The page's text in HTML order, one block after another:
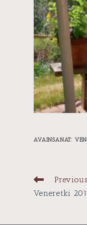
AVAINSANAT:
Lue
lisää
artikkeleita
Veneretki